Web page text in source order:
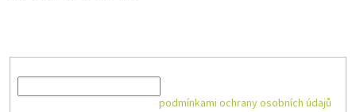
podmínkami ochrany osobních údajů